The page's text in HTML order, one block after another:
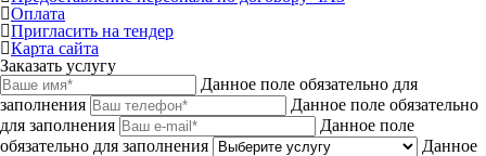
Оплата
Пригласить на тендер
Карта сайта
Заказать услугу
Данное поле обязательно для
заполнения
Данное поле обязательно
для заполнения
Данное поле
обязательно для заполнения
Данное